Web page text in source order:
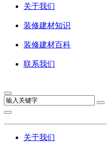
关于我们
装修建材知识
装修建材百科
联系我们
关于我们